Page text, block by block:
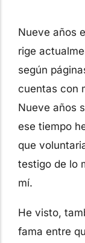
Nueve años
rige
según
cuentas con
Nueve años
ese tiempo
que
testigo de lo
mí.
He visto,
fama entre